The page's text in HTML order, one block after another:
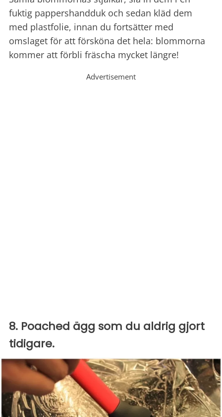
fuktig pappershandduk och sedan kläd dem
med plastfolie, innan du fortsätter med
omslaget för att försköna det hela: blommorna
kommer att förbli fräscha mycket längre!
Advertisement
8. Poached ägg som du aldrig gjort
tidigare.